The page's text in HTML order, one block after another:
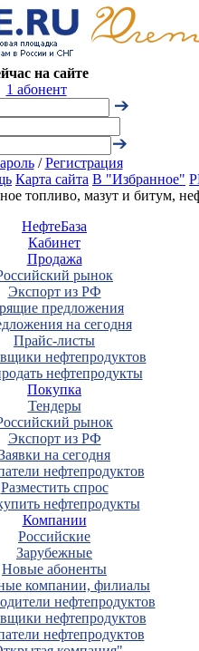
на сайте
1 абонент
/Регистрация
Карта сайта В "Избранное"
топливо, мазут и битум,
НефтеБаза
Кабинет
Продажа
рынок
Экспорт из РФ
предложения
на сегодня
Прайс-листы
нефтепродуктов
нефтепродукты
Покупка
Тендеры
рынок
Экспорт из РФ
на сегодня
нефтепродуктов
Разместить спрос
нефтепродукты
Компании
Российские
Зарубежные
Новые абоненты
компании, филиалы
нефтепродуктов
нефтепродуктов
нефтепродуктов